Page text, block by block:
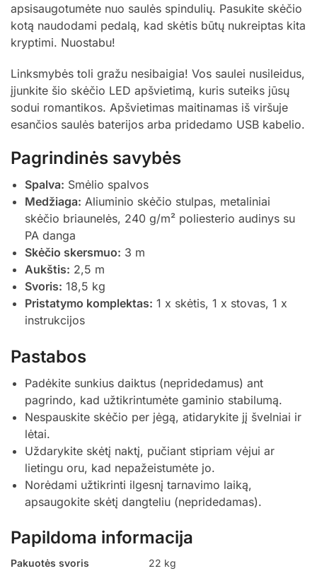
apsisaugotumėte nuo saulės spindulių. Pasukite skėčio
kotą naudodami pedalą, kad skėtis būtų nukreiptas kita
kryptimi. Nuostabu!
Linksmybės toli gražu nesibaigia! Vos saulei nusileidus,
įjunkite šio skėčio LED apšvietimą, kuris suteiks jūsų
sodui romantikos. Apšvietimas maitinamas iš viršuje
esančios saulės baterijos arba pridedamo USB kabelio.
Pagrindinės savybės
Spalva: Smėlio spalvos
Medžiaga: Aliuminio skėčio stulpas, metaliniai
skėčio briaunelės, 240 g/m² poliesterio audinys su
PA danga
Skėčio skersmuo: 3 m
Aukštis: 2,5 m
Svoris: 18,5 kg
Pristatymo komplektas: 1 x skėtis, 1 x stovas, 1 x
instrukcijos
Pastabos
Padėkite sunkius daiktus (nepridedamus) ant
pagrindo, kad užtikrintumėte gaminio stabilumą.
Nespauskite skėčio per jėgą, atidarykite jį švelniai ir
lėtai.
Uždarykite skėtį naktį, pučiant stipriam vėjui ar
lietingu oru, kad nepažeistumėte jo.
Norėdami užtikrinti ilgesnį tarnavimo laiką,
apsaugokite skėtį dangteliu (nepridedamas).
Papildoma informacija
Pakuotės svoris
22 kg